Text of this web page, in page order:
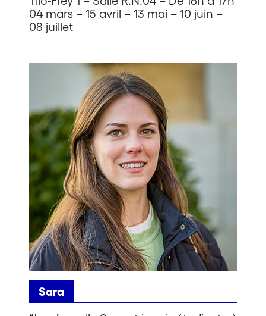
04 mars – 15 avril – 13 mai – 10 juin –
08 juillet
Sara